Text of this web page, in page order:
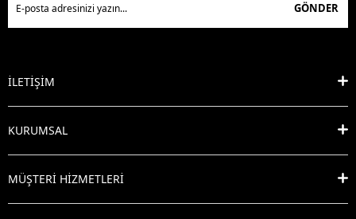
GÖNDER
İLETİŞİM
KURUMSAL
MÜŞTERİ HİZMETLERİ